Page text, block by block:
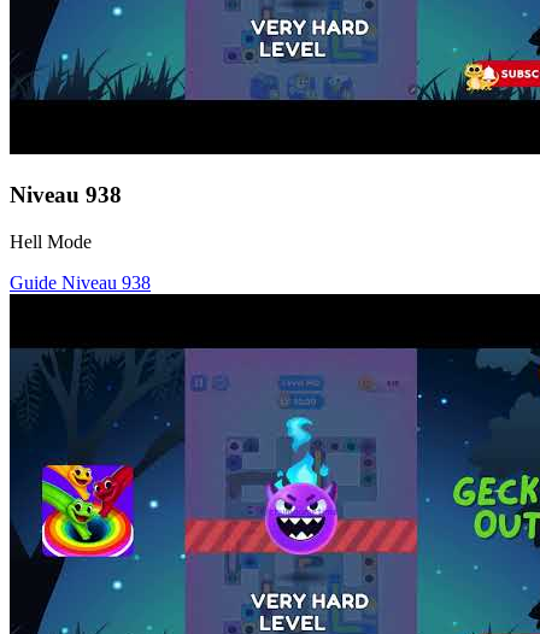
Niveau 938
Hell Mode
Guide Niveau 938